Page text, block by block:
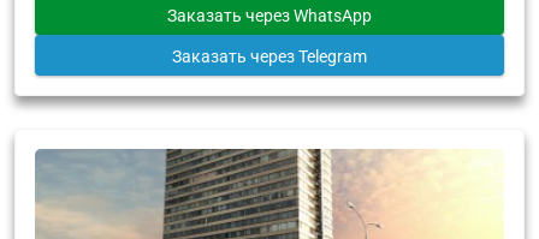
Заказать через WhatsApp
Заказать через Telegram